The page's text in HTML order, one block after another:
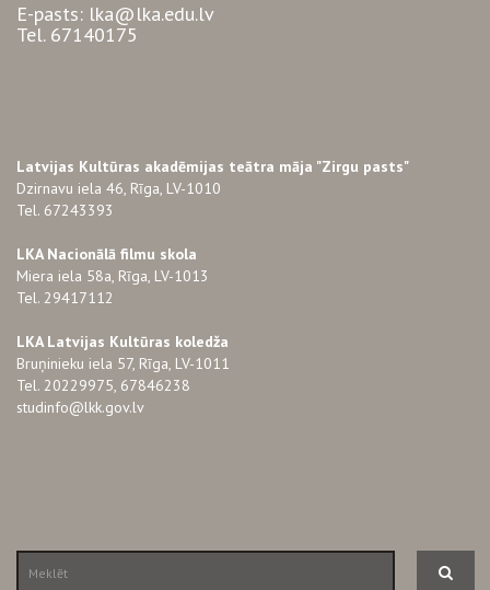
E-pasts: lka@lka.edu.lv
Tel. 67140175
Latvijas Kultūras akadēmijas teātra māja "Zirgu pasts"
Dzirnavu iela 46, Rīga, LV-1010
Tel. 67243393
LKA Nacionālā filmu skola
Miera iela 58a, Rīga, LV-1013
Tel. 29417112
LKA Latvijas Kultūras koledža
Bruņinieku iela 57, Rīga, LV-1011
Tel. 20229975, 67846238
studinfo@lkk.gov.lv